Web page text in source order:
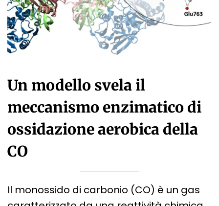
Un modello svela il
meccanismo enzimatico di
ossidazione aerobica della
CO
Il monossido di carbonio (CO) è un gas